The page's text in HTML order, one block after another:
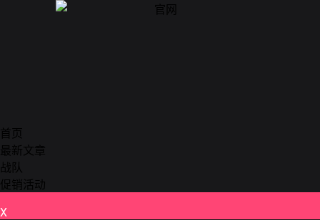
首页
最新文章
战队
促销活动
X